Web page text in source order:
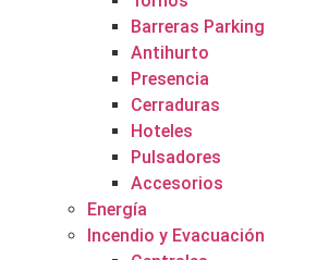
Barreras Parking
Antihurto
Presencia
Cerraduras
Hoteles
Pulsadores
Accesorios
Energía
Incendio y Evacuación